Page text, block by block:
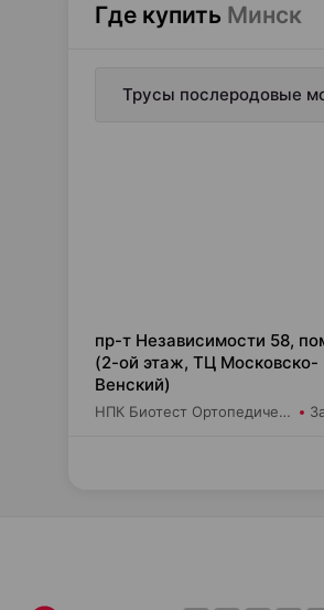
Где купить Минск
Трусы послеродовые
пр-т Независимости 58,
(2-ой этаж, ТЦ Московско-
Венский)
НПК Биотест Ортопедический салон "Будь в тонусе"